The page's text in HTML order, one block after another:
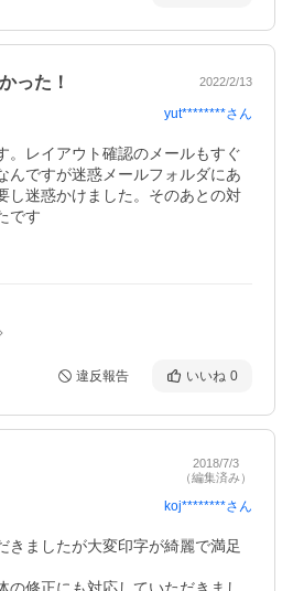
った！ 2022/2/13
yut********さん
。レイアウト確認のメールもすぐ
んですが迷惑メールフォルダにあ
し迷惑かけました。そのあとの対
です
違反報告 いいね 0
2018/7/3
（編集済み）
koj********さん
きましたが大変印字が綺麗で満足